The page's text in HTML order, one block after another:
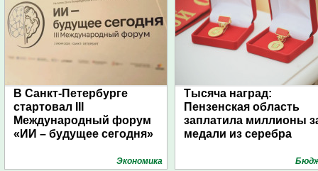
В Санкт-Петербурге
стартовал III
Международный форум
«ИИ – будущее сегодня»
Экономика
Тысяча наград:
Пензенская область
заплатила миллионы
медали из серебра